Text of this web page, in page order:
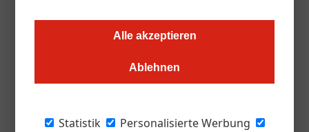
Alle akzeptieren
Ablehnen
Statistik
Personalisierte Werbung
Herbstzeit ist Pilzzeit. Aber was dazu trinken? Das war die
Aufgabenstellung für unseren Herbstwein-Cup, den die ÖGZ
durchführte. Ergebnis: Österreich ist ein Eldorado auch für